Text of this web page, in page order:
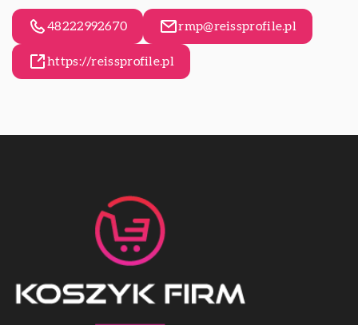
48222992670 rmp@reissprofile.pl
https://reissprofile.pl